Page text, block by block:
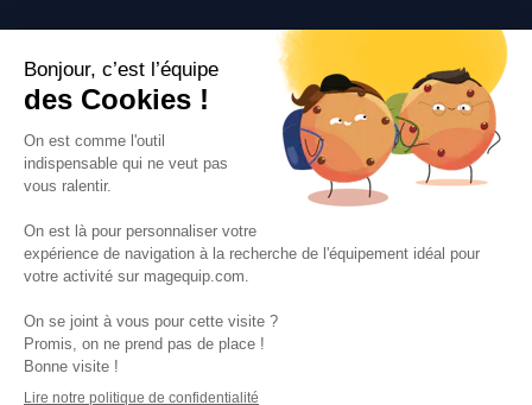
Suivez-nous
VOS SERVICES
VOS DEMANDES
NOTRE SOCIETE